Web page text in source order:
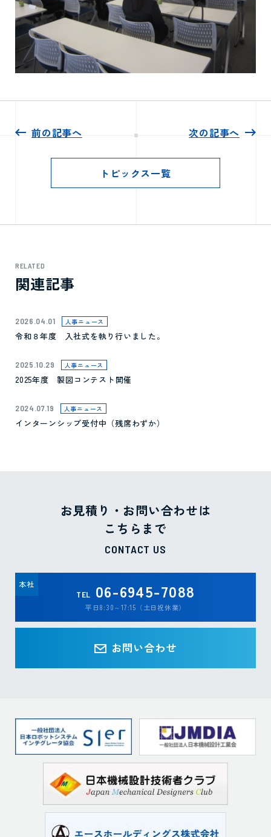
前の記事へ 次の記事へ
トピックス一覧
RELATED
関連記事
2026.04.01 人事ニュース
令和８年度 入社式を執り行いました。
2025.10.29 人事ニュース
2025年度 製図コンテスト開催
2024.07.19 人事ニュース
インターンシップ受付中（残席わずか）
お見積り・お問い合わせは
こちらまで
CONTACT US
本社
TEL 06-6945-7088
平日8:30～17:15（土日祝休業）
お問い合わせ